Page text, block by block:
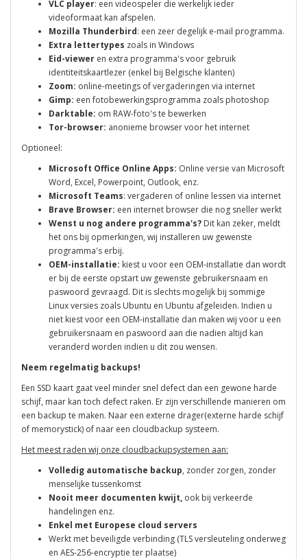
VLC player: een videospeler die werkelijk ieder
videoformaat kan afspelen.
Mozilla Thunderbird: een zeer degelijk e-mail programma.
Extra lettertypes zoals in Windows
Eid-viewer en extra programma's voor gebruik
identiteitskaartlezer (enkel bij Belgische klanten)
Zoom: online-meetings of vergaderingen via internet
Gimp: een fotobewerkingsprogramma zoals photoshop
Darktable: om RAW-foto's te bewerken
Tor-browser: anonieme browser voor het internet
Optioneel:
Microsoft Office Online Apps: Online versie van Microsoft
Word, Excel, Powerpoint, Outlook, enz.
Microsoft Teams: vergaderen of online lessen via internet
Brave Browser: een internet browser die nog sneller werkt
Wenst u nog andere programma's? Dit kan zeker, meldt
het ons bij opmerkingen, wij installeren uw gewenste
programma's erbij.
OEM-installatie: kiest u voor een OEM-installatie dan wordt
er bij de eerste opstart uw gewenste gebruikersnaam en
paswoord gevraagd. Dit is slechts mogelijk bij sommige
Linux versies zoals Ubuntu en Ubuntu afgeleiden. Indien u
niet kiest voor een OEM-installatie dan maken wij voor u een
gebruikersnaam en paswoord aan die nadien altijd kan
veranderd worden indien u dit zou wensen.
Neem regelmatig backups!
Een SSD kaart gaat veel minder snel defect dan een gewone harde
schijf, maar kan toch defect raken. Er zijn verschillende manieren om
een backup te maken. Naar een externe drager(externe harde schijf
of memorystick) of naar een cloudbackup systeem.
Het meest raden wij onze cloudbackupsystemen aan:
Volledig automatische backup, zonder zorgen, zonder
menselijke tussenkomst
Nooit meer documenten kwijt, ook bij verkeerde
handelingen enz.
Enkel met Europese cloud servers
Werkt met beveiligde verbinding (TLS versleuteling onderweg
en AES-256-encryptie ter plaatse)